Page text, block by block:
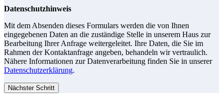
Datenschutzhinweis
Mit dem Absenden dieses Formulars werden die von Ihnen
eingegebenen Daten an die zuständige Stelle in unserem Haus zur
Bearbeitung Ihrer Anfrage weitergeleitet. Ihre Daten, die Sie im
Rahmen der Kontaktanfrage angeben, behandeln wir vertraulich.
Nähere Informationen zur Datenverarbeitung finden Sie in unserer
Datenschutzerklärung.
Nächster Schritt